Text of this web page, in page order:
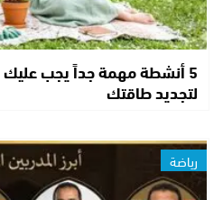
5 أنشطة مهمة جداً يجب عليك
لتجديد طاقتك
رياضة